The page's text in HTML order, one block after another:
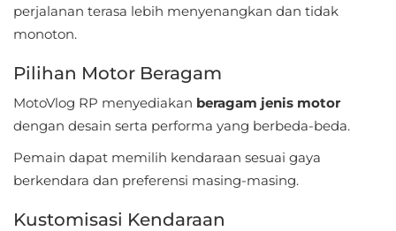
Books
Reference
Buku
&
Referensi
Business
perjalanan terasa lebih menyenangkan dan tidak
monoton.
Pilihan Motor Beragam
MotoVlog RP menyediakan beragam jenis motor
dengan desain serta performa yang berbeda-beda.
Pemain dapat memilih kendaraan sesuai gaya
berkendara dan preferensi masing-masing.
Kustomisasi Kendaraan